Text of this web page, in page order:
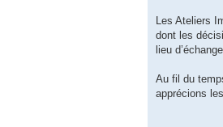
Les Ateliers
dont les
lieu
Au fil du
apprécions